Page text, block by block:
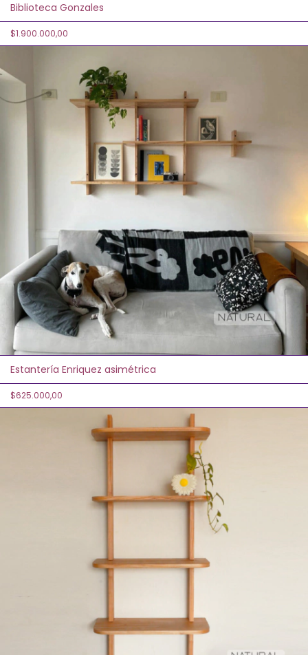
Biblioteca Gonzales
$1.900.000,00
Estantería Enriquez asimétrica
$625.000,00